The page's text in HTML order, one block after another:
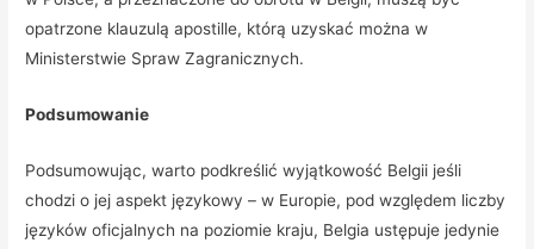
opatrzone klauzulą apostille, którą uzyskać można w
Ministerstwie Spraw Zagranicznych.
Podsumowanie
Podsumowując, warto podkreślić wyjątkowość Belgii jeśli
chodzi o jej aspekt językowy – w Europie, pod względem liczby
języków oficjalnych na poziomie kraju, Belgia ustępuje jedynie